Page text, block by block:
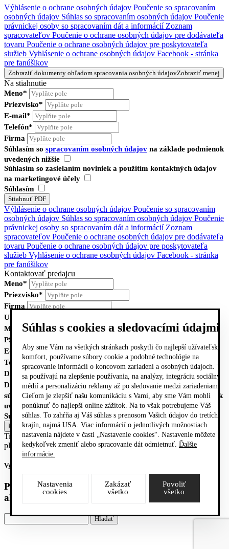
Výhlásenie o ochrane osobných údajov Poučenie so spracovaním
osobných údajov Súhlas so spracovaním osobných údajov Poučenie
právnickej osoby so spracovaním dát a informácií Zoznam
spracovateľov Poučenie o ochrane osobných údajov pre dodávateľa
tovaru Poučenie o ochrane osobných údajov pre poskytovateľa
služieb Vyhlásenie o ochrane osobných údajov Facebook - stránka
pre fanúšikov
Zobraziť dokumenty ohľadom spracovania osobných údajovZobraziť menej
Na stiahnutie
Meno*
Priezvisko*
E-mail*
Telefón*
Firma
Súhlasím so spracovaním osobných údajov na základe podmienok
uvedených nižšie
Súhlasím so zasielaním noviniek a použitím kontaktných údajov
na marketingové účely
Súhlasím
Výhlásenie o ochrane osobných údajov Poučenie so spracovaním
osobných údajov Súhlas so spracovaním osobných údajov Poučenie
právnickej osoby so spracovaním dát a informácií Zoznam
spracovateľov Poučenie o ochrane osobných údajov pre dodávateľa
tovaru Poučenie o ochrane osobných údajov pre poskytovateľa
služieb Vyhlásenie o ochrane osobných údajov Facebook - stránka
pre fanúšikov
Kontaktovať predajcu
Meno*
Priezvisko*
Firma
Ulica, číslo
Mesto
PSČ
E-mail*
Telefón*
Dátum OD
Dátum DO
súhlasím so spracovaním osobných údajovna základe podmienok
uvedených nižšie
Súhlasím
Tieto stránky sú chránené reCAPTCHA a spoločnosťou Google a
platiaPravidlá ochrany osobných údajova Zmluvné podmienky
Vyplňte, prosím, všetky povinné položky formulára
Používatezastaralý
prehliadač. Môžete si ho
aktualizovať na
stránke.
Súhlas s cookies a sledovacími údajmi
Aby sme Vám na všetkých stránkach poskytli čo najlepší užívateľský
komfort, používame súbory cookie a podobné technológie na
spracovanie informácií o koncovom zariadení a osobných údajoch. Tie
sa používajú na zlepšenie používania, na analýzy, integráciu sociálnych
médií a personalizáciu reklamy až po sledovanie medzi zariadeniami.
Cieľom je zlepšiť našu komunikáciu s Vami, aby sme Vám mohli
ponúknuť čo najlepší online zážitok. Na to však potrebujeme Váš
súhlas. To zahŕňa aj Váš súhlas s prenosom Vašich údajov do tretích
krajín, najmä USA. Viac informácií o jednotlivých možnostiach
nastavenia nájdete v časti „Nastavenie cookies“. Nastavenie môžete
kedykoľvek zmeniť alebo spracovanie dát odmietnuť. Ďalšie
informácie.
Nastavenia
cookies
Zakázať
všetko
Povoliť
všetko